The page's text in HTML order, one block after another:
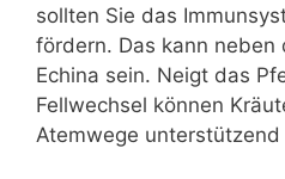
sollten Sie das
fördern. Das kann neben
Echina sein. Neigt das
Fellwechsel können
Atemwege unterstützend